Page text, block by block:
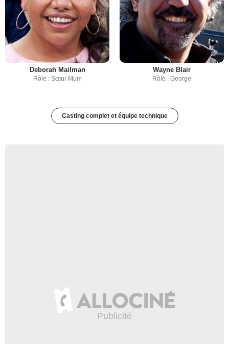
Deborah Mailman
Rôle : Sœur Mum
Wayne Blair
Rôle : George
Casting complet et équipe technique